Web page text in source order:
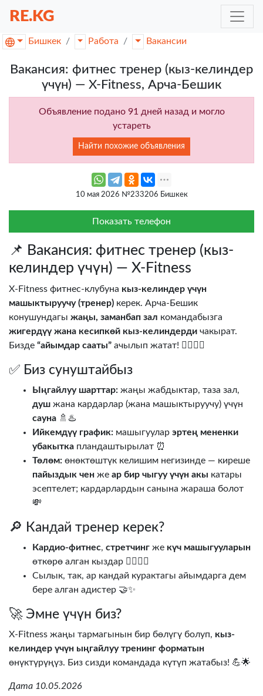
RE.KG
Бишкек Работа Вакансии
Вакансия: фитнес тренер (кыз-келиндер
үчүн) — X-Fitness, Арча-Бешик
Объявление подано 91 дней назад и могло
устареть
Найти похожие объявления
10 мая 2026 №233206 Бишкек
Показать телефон
📌 Вакансия: фитнес тренер (кыз-
келиндер үчүн) — X-Fitness
X-Fitness фитнес-клубуна кыз-келиндер үчүн
машыктыруучу (тренер) керек. Арча-Бешик
конушундагы жаңы, заманбап зал командабызга
жигердүү жана кесипкөй кыз-келиндерди чакырат.
Бизде “айымдар сааты” ачылып жатат! 🧘‍♀️🏋️‍♀️
✅ Биз сунуштайбыз
Ыңгайлуу шарттар: жаңы жабдыктар, таза зал,
душ жана кардарлар (жана машыктыруучу) үчүн
сауна 🚿♨️
Ийкемдүү график: машыгуулар эртең мененки
убакытка пландаштырылат ⏰
Төлөм: өнөктөштүк келишим негизинде — киреше
пайыздык чен же ар бир чыгуу үчүн акы катары
эсептелет; кардарлардын санына жараша болот
💸
🔎 Кандай тренер керек?
Кардио-фитнес, стретчинг же күч машыгууларын
өткөрө алган кыздар 🏃‍♀️🧘‍♀️
Сылык, так, ар кандай курактагы айымдарга дем
бере алган адистер 🤝✨
🚀 Эмне үчүн биз?
X-Fitness жаңы тармагынын бир бөлүгү болуп, кыз-
келиндер үчүн ыңгайлуу тренинг форматын
өнүктүрүңүз. Биз сизди командада күтүп жатабыз! 💪🌟
Дата 10.05.2026